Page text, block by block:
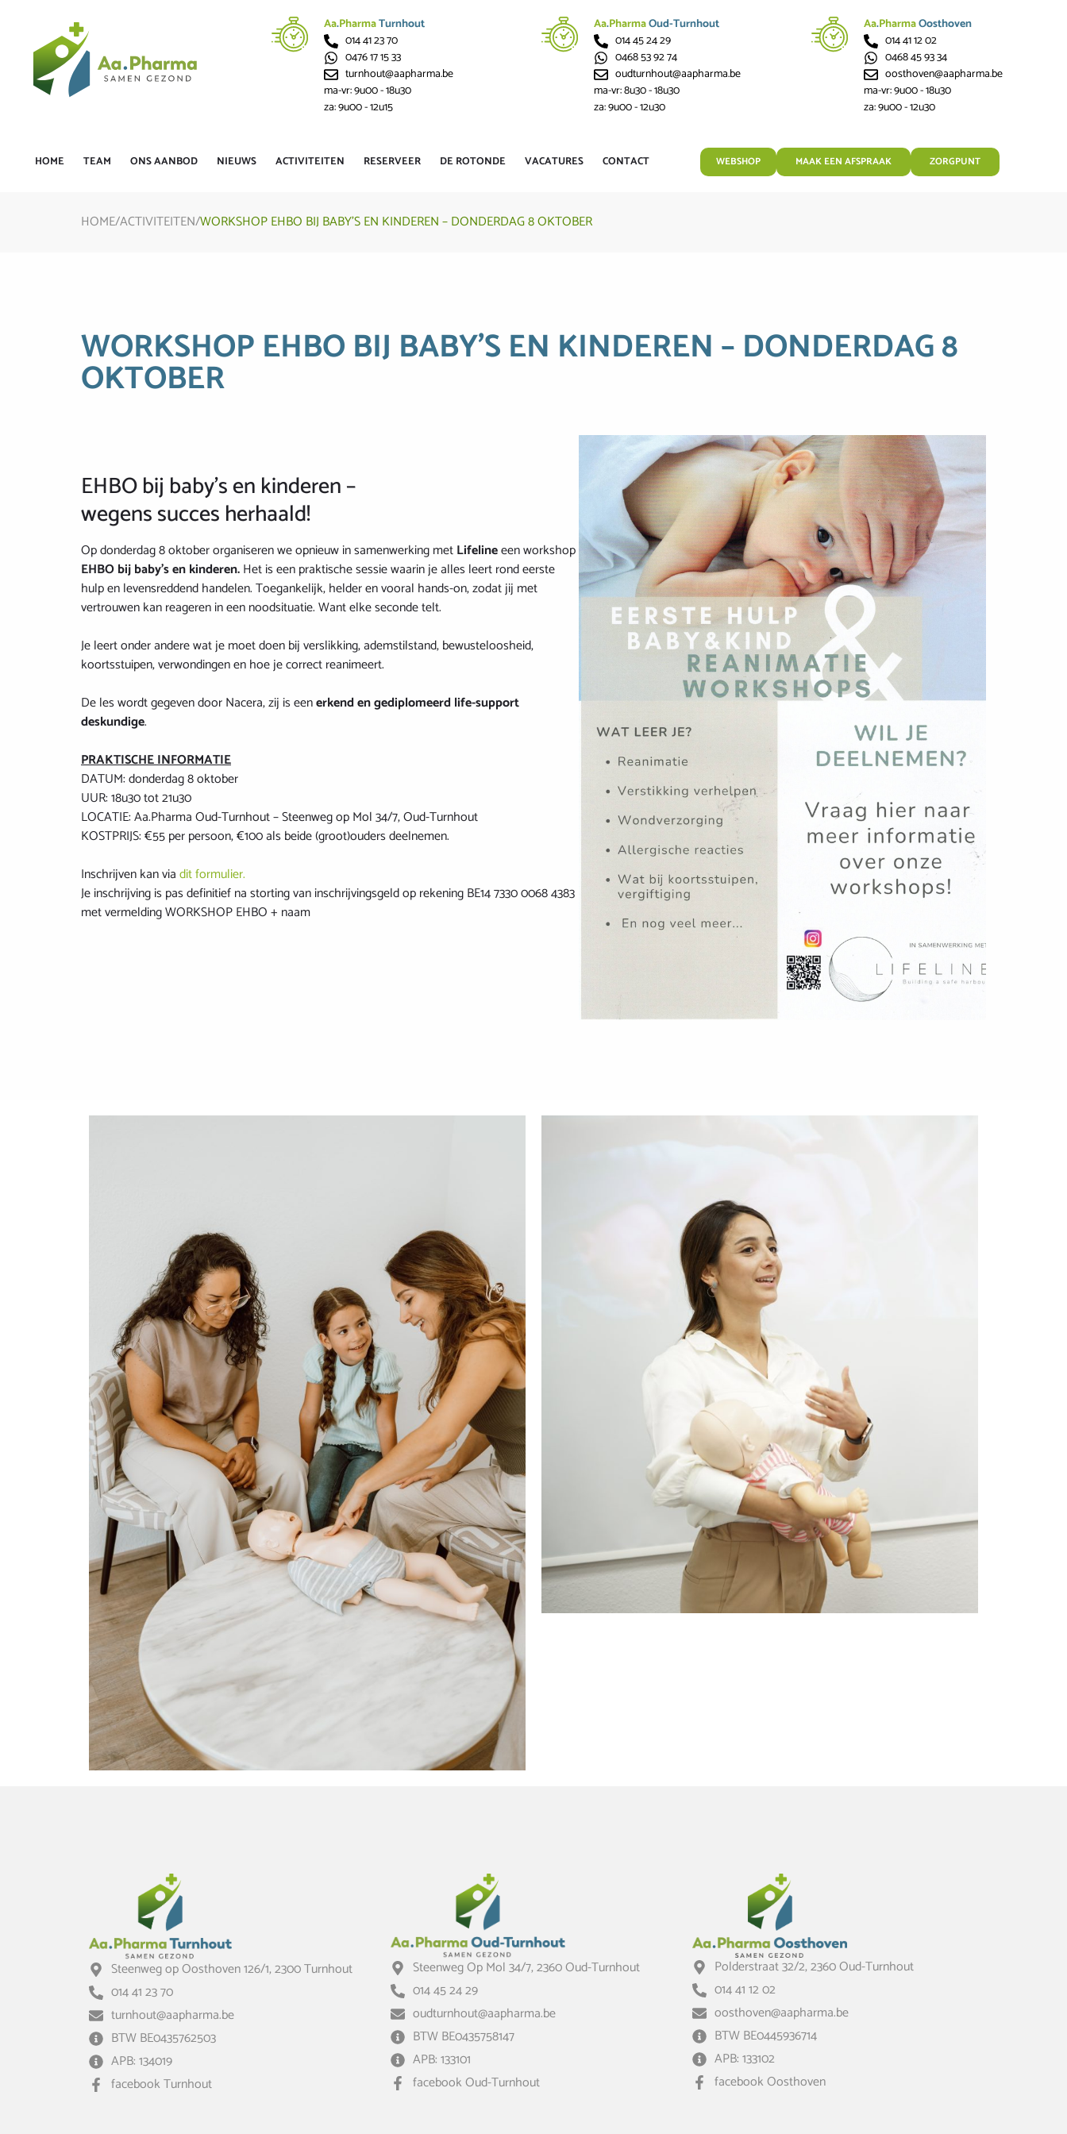
Aa.PharmaTurnhout
014 41 23 70
0476 17 15 33
turnhout@aapharma.be
ma-vr: 9u00 - 18u30
za: 9u00 - 12u15
Aa.PharmaOud-Turnhout
014 45 24 29
0468 53 92 74
oudturnhout@aapharma.be
ma-vr: 8u30 - 18u30
za: 9u00 - 12u30
Aa.PharmaOosthoven
014 41 12 02
0468 45 93 34
oosthoven@aapharma.be
ma-vr: 9u00 - 18u30
za: 9u00 - 12u30
HOME TEAM ONS AANBOD NIEUWS ACTIVITEITEN RESERVEER DE ROTONDE VACATURES CONTACT WEBSHOP MAAK EEN AFSPRAAK ZORGPUNT
HOME/ACTIVITEITEN/WORKSHOP EHBO BIJ BABY’S EN KINDEREN – DONDERDAG 8 OKTOBER
WORKSHOP EHBO BIJ BABY’S EN KINDEREN – DONDERDAG 8
OKTOBER
EHBO bij baby’s en kinderen –
wegens succes herhaald!
Op donderdag 8 oktober organiseren we opnieuw in samenwerking metLifelineeen workshop
EHBO bij baby’s en kinderen.Het is een praktische sessie waarin je alles leert rond eerste
hulp en levensreddend handelen. Toegankelijk, helder en vooral hands-on, zodat jij met
vertrouwen kan reageren in een noodsituatie. Want elke seconde telt.
Je leert onder andere wat je moet doen bij verslikking, ademstilstand, bewusteloosheid,
koortsstuipen, verwondingen en hoe je correct reanimeert.
De les wordt gegeven door Nacera, zij is eenerkend en gediplomeerd life-support
deskundige.
PRAKTISCHE INFORMATIE
DATUM: donderdag 8 oktober
UUR: 18u30 tot 21u30
LOCATIE: Aa.Pharma Oud-Turnhout – Steenweg op Mol 34/7, Oud-Turnhout
KOSTPRIJS: €55 per persoon, €100 als beide (groot)ouders deelnemen.
Inschrijven kan viadit formulier.
Je inschrijving is pas definitief na storting van inschrijvingsgeld op rekening BE14 7330 0068 4383
met vermelding WORKSHOP EHBO + naam
Steenweg op Oosthoven 126/1, 2300 Turnhout
014 41 23 70
turnhout@aapharma.be
BTW BE0435762503
APB: 134019
facebook Turnhout
Steenweg Op Mol 34/7, 2360 Oud-Turnhout
014 45 24 29
oudturnhout@aapharma.be
BTW BE0435758147
APB: 133101
facebook Oud-Turnhout
Polderstraat 32/2, 2360 Oud-Turnhout
014 41 12 02
oosthoven@aapharma.be
BTW BE0445936714
APB: 133102
facebook Oosthoven